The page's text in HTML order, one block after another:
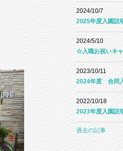
2024/10/7
2025年度入園説
2024/5/10
☆入職お祝いキ
2023/10/11
2024年度 合同
2022/10/18
2023年度入園説
過去の記事